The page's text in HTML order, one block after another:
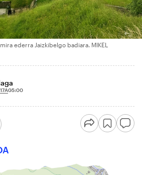
ederra Jaizkibelgo badiara. MIKEL
05:00